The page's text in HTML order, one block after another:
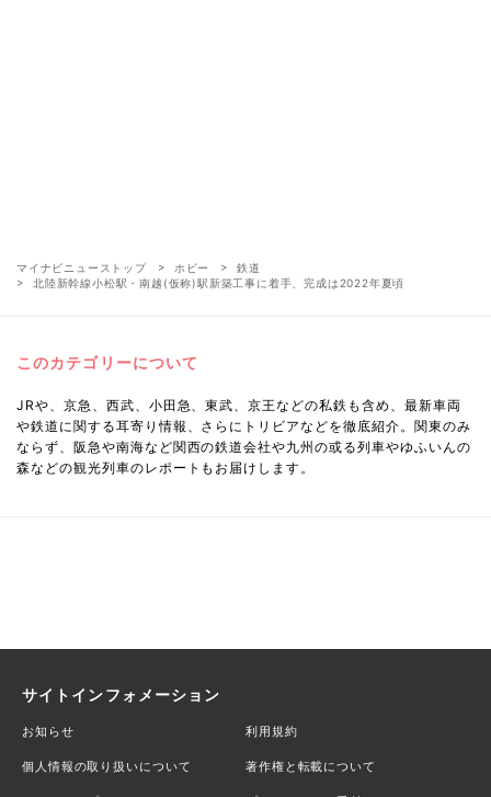
マイナビニューストップ ホビー
鉄道
北陸新幹線小松駅・南越(仮称)駅新築工事に着手、完成は2022年夏頃
このカテゴリーについて
JRや、京急、西武、小田急、東武、京王などの私鉄も含め、最新車両
や鉄道に関する耳寄り情報、さらにトリビアなどを徹底紹介。関東のみ
ならず、阪急や南海など関西の鉄道会社や九州の或る列車やゆふいんの
森などの観光列車のレポートもお届けします。
サイトインフォメーション
お知らせ 利用規約
個人情報の取り扱いについて 著作権と転載について